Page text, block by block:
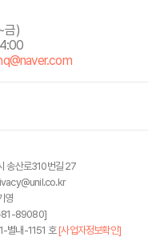
금)
송산로310번길 27
영
81-89080]
별내-1151 호[사업자정보확인]